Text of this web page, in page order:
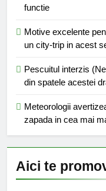
functie
Motive excelente
un city-trip in acest
Pescuitul interzis
din spatele acestei
Meteorologii
zapada in cea mai
Aici te